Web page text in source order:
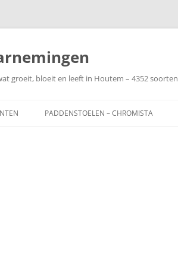
groeit, bloeit en leeft in Houtem – 4352 soorten
PADDENSTOELEN – CHROMISTA